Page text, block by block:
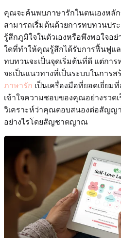
คุณจะค้นพบภาษารักในตนเองหลั
สามารถเริ่มต้นด้วยการทบทวนป
รู้สึกภูมิใจในตัวเองหรือพึงพอใจอย่
ใดที่ทำให้คุณรู้สึกได้รับการฟื้นฟูแ
ทบทวนจะเป็นจุดเริ่มต้นที่ดี แต่การ
จะเป็นแนวทางที่เป็นระบบในการ
ภาษารัก เป็นเครื่องมือที่ยอดเยี่ยม
เข้าใจความชอบของคุณอย่างรวด
วิเคราะห์ว่าคุณตอบสนองต่อสัญญ
อย่างไรโดยสัญชาตญาณ